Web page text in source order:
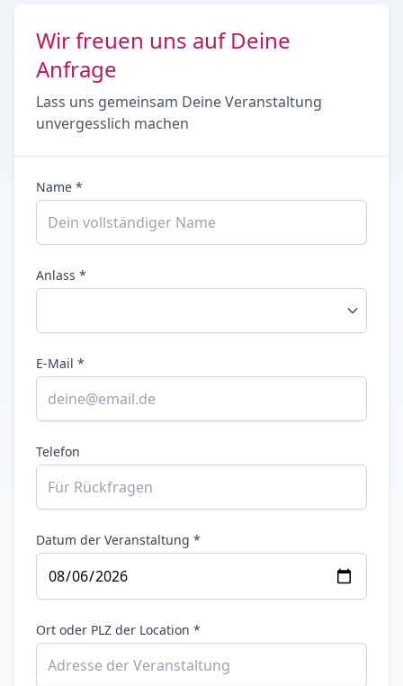
Wir freuen uns auf Deine
Anfrage
Lass uns gemeinsam Deine Veranstaltung
unvergesslich machen
Name *
Anlass *
E-Mail *
Telefon
Datum der Veranstaltung *
Ort oder PLZ der Location *